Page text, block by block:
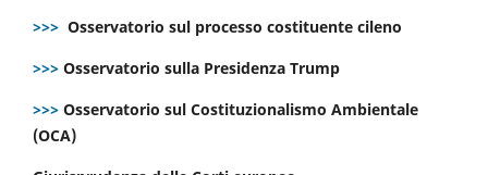
>>> Osservatorio sul processo costituente cileno
>>> Osservatorio sulla Presidenza Trump
>>> Osservatorio sul Costituzionalismo Ambientale
(OCA)